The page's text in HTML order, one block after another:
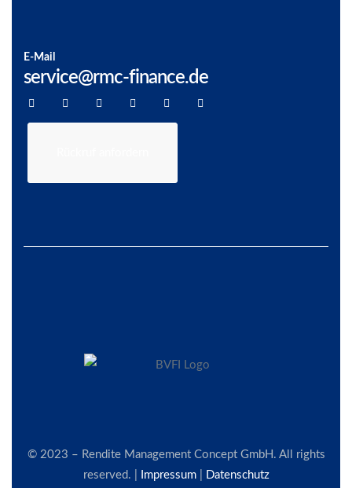
E-Mail
service@rmc-finance.de
© 2023 – Rendite Management Concept GmbH. All rights
reserved. |
Impressum| Datenschutz